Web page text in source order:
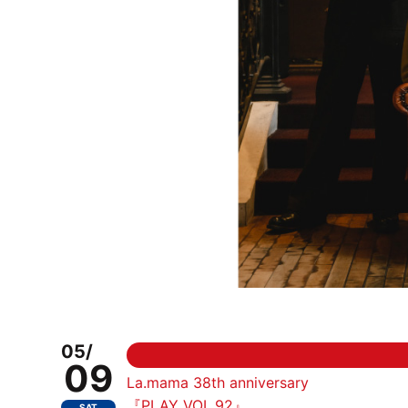
05/
09
La.mama 38th anniversary